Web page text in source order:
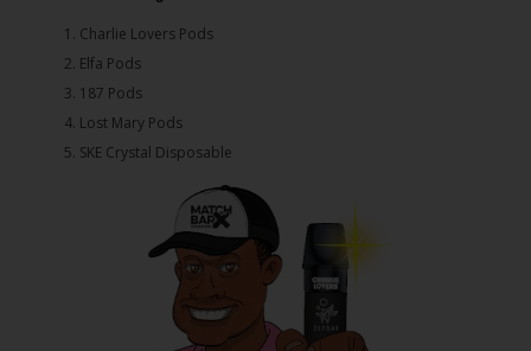
1.⁠ ⁠Charlie Lovers Pods
2.⁠ ⁠⁠Elfa Pods
3.⁠ ⁠⁠187 Pods
4.⁠ ⁠⁠Lost Mary Pods
5.⁠ ⁠⁠SKE Crystal Disposable